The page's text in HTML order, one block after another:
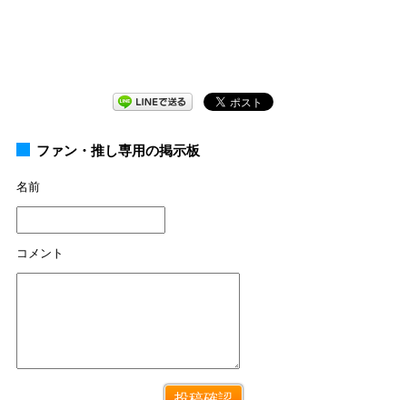
ファン・推し専用の掲示板
名前
コメント